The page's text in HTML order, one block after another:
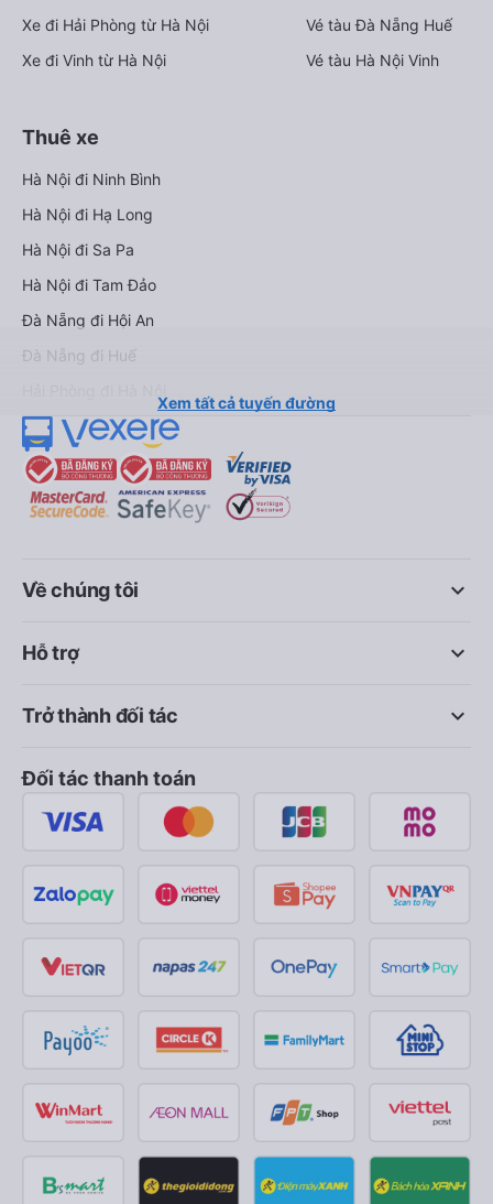
Xe đi Hải Phòng từ Hà Nội
Xe đi Vinh từ Hà Nội
Vé tàu Đà Nẵng Huế
Vé tàu Hà Nội Vinh
Thuê xe
Hà Nội đi Ninh Bình
Hà Nội đi Hạ Long
Hà Nội đi Sa Pa
Hà Nội đi Tam Đảo
Đà Nẵng đi Hội An
Đà Nẵng đi Huế
Xem tất cả tuyến đường
keyboard_arrow_down
Về chúng tôi
keyboard_arrow_down
Hỗ trợ
keyboard_arrow_down
Trở thành đối tác
Đối tác thanh toán